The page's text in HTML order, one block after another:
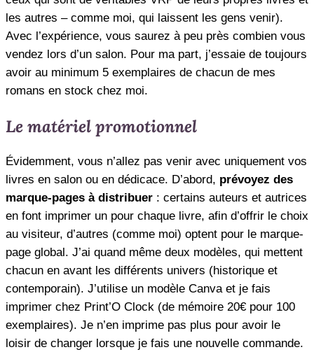
les autres – comme moi, qui laissent les gens venir).
Avec l’expérience, vous saurez à peu près combien vous
vendez lors d’un salon. Pour ma part, j’essaie de toujours
avoir au minimum 5 exemplaires de chacun de mes
romans en stock chez moi.
Le matériel promotionnel
Évidemment, vous n’allez pas venir avec uniquement vos
livres en salon ou en dédicace. D’abord, prévoyez des
marque-pages à distribuer : certains auteurs et autrices
en font imprimer un pour chaque livre, afin d’offrir le choix
au visiteur, d’autres (comme moi) optent pour le marque-
page global. J’ai quand même deux modèles, qui mettent
chacun en avant les différents univers (historique et
contemporain). J’utilise un modèle Canva et je fais
imprimer chez Print’O Clock (de mémoire 20€ pour 100
exemplaires). Je n’en imprime pas plus pour avoir le
loisir de changer lorsque je fais une nouvelle commande.